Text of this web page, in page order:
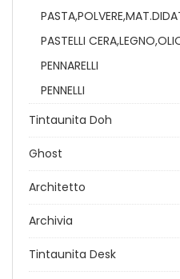
PASTELLI
PENNARELLI
PENNELLI
Tintaunita Doh
Ghost
Architetto
Archivia
Tintaunita Desk